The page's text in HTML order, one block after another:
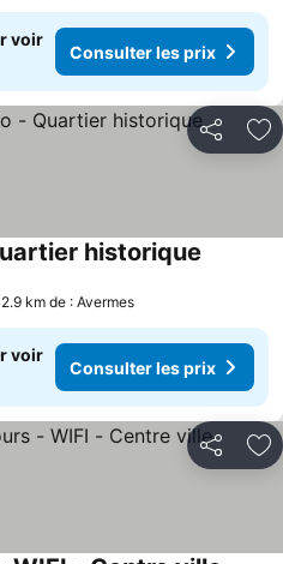
voir
Consulter les prix
Partager
historique
km de : Avermes
voir
Consulter les prix
Partager